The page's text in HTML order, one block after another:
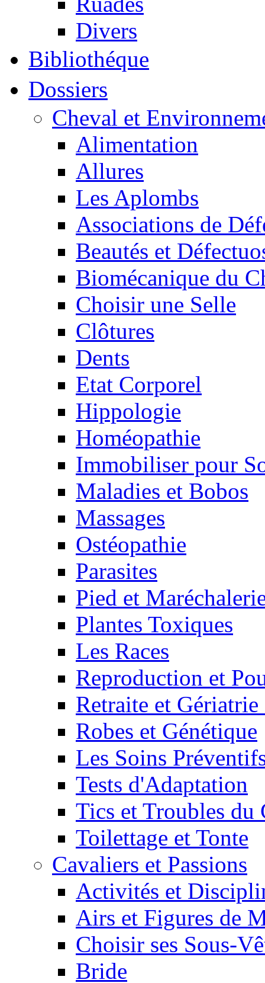
Divers
Bibliothéque
Dossiers
Cheval et
Alimentation
Allures
Les Aplombs
Associations de
Beautés et
Biomécanique du
Choisir une Selle
Clôtures
Dents
Etat Corporel
Hippologie
Homéopathie
Immobiliser pour
Maladies et Bobos
Massages
Ostéopathie
Parasites
Pied et
Plantes Toxiques
Les Races
Reproduction et
Retraite et
Robes et Génétique
Les Soins
Tests d'Adaptation
Tics et Troubles du
Toilettage et Tonte
Cavaliers et Passions
Activités et
Airs et Figures de
Choisir ses Sous-
Bride